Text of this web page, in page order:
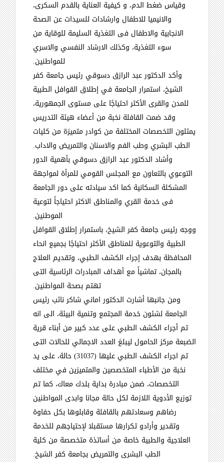
وقياس ضغط الدم، و كيفية العناية بالقدم السكرى،
والانيميا للاطفال وارشادات للسيدات عن الصحة
الانجابية والاطفال فى التغذية السليمة للوقاية من
سوء التغذية، وكذلك الارشاد النفسي والاسري
للمواطنين.
وأكد الدكتور عبد الرازق دسوقي رئيس جامعة كفر
الشيخ، استمرار الجامعة في إطلاق القوافل الطبية
للمدن والقرى الأكثر احتياجًا على مستوى الجمهورية،
وقد ضمت القافلة نخبة من أعضاء هيئة التدريس
يمثلون التخصصات المختلفة من كوادر متميزة من كليات
الطب البشري وطب الفم والاسنان والتمريض والاداب.
وأشاد الدكتور عبد الرازق دسوقي بأهمية الدور
التوعوي بالتعاون مع المجلس القومي للمرأة لمواجهة
المشكلة السكانية كما اكد سيادته على دور الجامعة
فى خدمة القري والمناطق الاكثر احتياجاً لتوعية
الموطنين.
ووجه رئيس جامعة كفر الشيخ، باستمرار إطلاق القوافل
الطبية والتوعوية للمناطق الأكثر احتياجًا بجميع انحاء
المحافظة بهدف إجراء الكشف الطبي، وتقديم العلاج
بالمجان، تماشياً مع أهداف المبادرات الرئاسية التى
تهتم بصحة المواطنين.
ومن جانبها أشارت الدكتور اماني شاكر نائب رئيس
الجامعة لشئون خدمة المجتمع وتنمية البيئة، الى انه
تم أجراء الكشف الطبي على عدد كبير من أبناء قرية
الضبعة مركز الحامول ليبلغ العدد الاجمالي للحالات التى
تم اجراء الكشف الطبي عليها (31037) حالة، على يد
نخبة من الأطباء المتخصصين والمتميزين في مختلف
التخصصات، ضمن مبادرة بداية بلدك معاك، كما تم
توزيع الأدوية اللازمة لكل حالة مجانا وابدى المواطنين
رضاهم وسعادتهم بالقافلة وقابلوها بكل حفاوة
وتقدير وأرادو تكرارها مستقبلا لإحتياجهم للخدمة
العلاجية والطبية خاصة من أساتذة متخصصة من كلية
الطب البشرى والتمريض بجامعة كفر الشيخ.